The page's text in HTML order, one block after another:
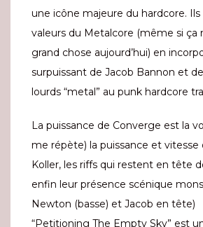
une icône majeure du hardcore.
valeurs du Metalcore (même si ça
grand chose aujourd’hui) en
surpuissant de Jacob Bannon et
lourds “metal” au punk hardcore
La puissance de Converge est la
me répète) la puissance et
Koller, les riffs qui restent en tête
enfin leur présence scénique
Newton (basse) et Jacob en tête)
“Petitioning The Empty Sky” est